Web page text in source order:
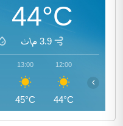
44°C
3.9 م\ث
12:00
44°C
13:00
45°C
›